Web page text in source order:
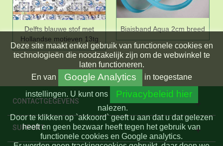
Delfts blauwe stof met
Hollandse motieven 13tg
Biaisband Aqua 2cm breed
CONTACTGEGEVENS
SUPPORT
Deze site maakt enkel gebruik van functionele cookies en
technologieën die noodzakelijk zijn om de webwinkel te
laten functioneren.
En van Google Analytics
in toegestane
instellingen. U kunt ons Privacybeleid hier
nalezen.
Door te klikken op `akkoord` geeft u aan dat u dat gelezen
heeft en geen bezwaar heeft tegen het gebruik van
functionele cookies en Google analytics.